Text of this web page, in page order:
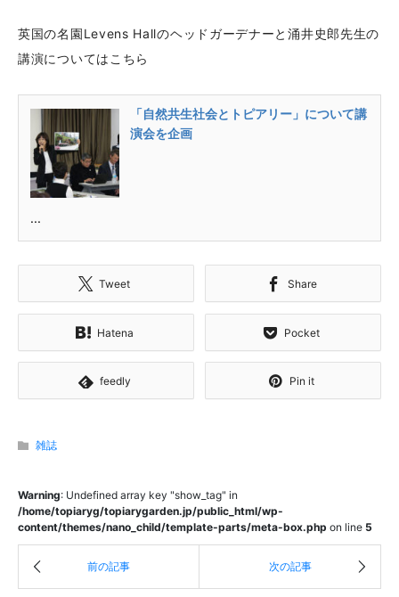
英国の名園Levens Hallのヘッドガーデナーと涌井史郎先生の
講演についてはこちら
「自然共生社会とトピアリー」について講
演会を企画
...
Tweet Share
Hatena Pocket
feedly Pin it
雑誌
Warning: Undefined array key "show_tag" in
/home/topiaryg/topiarygarden.jp/public_html/wp-
content/themes/nano_child/template-parts/meta-box.php on line 5